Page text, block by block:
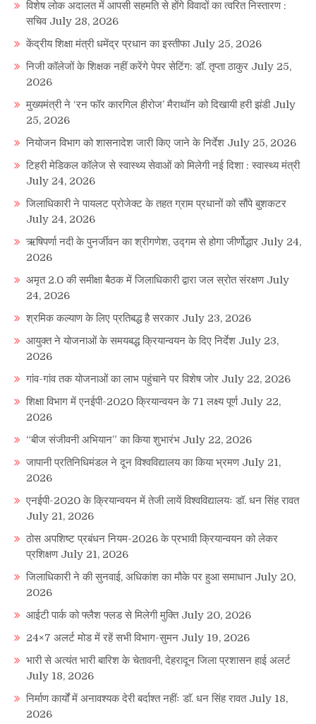
विशेष लोक अदालत में आपसी सहमति से होंगे विवादों का त्वरित निस्तारण :
सचिव July 28, 2026
केंद्रीय शिक्षा मंत्री धमेंद्र प्रधान का इस्तीफा July 25, 2026
निजी कॉलेजों के शिक्षक नहीं करेंगे पेपर सेटिंग: डॉ. तृप्ता ठाकुर July 25,
2026
मुख्यमंत्री ने ‘रन फॉर कारगिल हीरोज’ मैराथॉन को दिखायी हरी झंडी July
25, 2026
नियोजन विभाग को शासनादेश जारी किए जाने के निर्देश July 25, 2026
टिहरी मेडिकल कॉलेज से स्वास्थ्य सेवाओं को मिलेगी नई दिशा : स्वास्थ्य मंत्री
July 24, 2026
जिलाधिकारी ने पायलट प्रोजेक्ट के तहत ग्राम प्रधानों को सौंपे बुशकटर
July 24, 2026
ऋषिपर्णा नदी के पुनर्जीवन का श्रीगणेश, उद्गम से होगा जीर्णोद्धार July 24,
2026
अमृत 2.0 की समीक्षा बैठक में जिलाधिकारी द्वारा जल स्रोत संरक्षण July
24, 2026
श्रमिक कल्याण के लिए प्रतिबद्ध है सरकार July 23, 2026
आयुक्त ने योजनाओं के समयबद्ध क्रियान्वयन के दिए निर्देश July 23,
2026
गांव-गांव तक योजनाओं का लाभ पहुंचाने पर विशेष जोर July 22, 2026
शिक्षा विभाग में एनईपी-2020 क्रियान्वयन के 71 लक्ष्य पूर्ण July 22,
2026
“बीज संजीवनी अभियान” का किया शुभारंभ July 22, 2026
जापानी प्रतिनिधिमंडल ने दून विश्वविद्यालय का किया भ्रमण July 21,
2026
एनईपी-2020 के क्रियान्वयन में तेजी लायें विश्वविद्यालयः डॉ. धन सिंह रावत
July 21, 2026
ठोस अपशिष्ट प्रबंधन नियम-2026 के प्रभावी क्रियान्वयन को लेकर
प्रशिक्षण July 21, 2026
जिलाधिकारी ने की सुनवाई, अधिकांश का मौके पर हुआ समाधान July 20,
2026
आईटी पार्क को फ्लैश फ्लड से मिलेगी मुक्ति July 20, 2026
24×7 अलर्ट मोड में रहें सभी विभाग-सुमन July 19, 2026
भारी से अत्यंत भारी बारिश के चेतावनी, देहरादून जिला प्रशासन हाई अलर्ट
July 18, 2026
निर्माण कार्यों में अनावश्यक देरी बर्दाश्त नहींः डाॅ. धन सिंह रावत July 18,
2026